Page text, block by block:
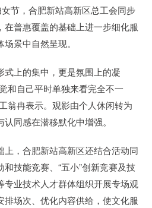
节，合肥新站高新区总工会同步
普惠覆盖的基础上进一步细化服
景中自然呈现。
上的集中，更是氛围上的凝
和自己平时单独来看完全不一
翁冉表示。观影由个人休闲转为
同感在潜移默化中增强。
，合肥新站高新区还结合活动同
技能竞赛、“五小”创新竞赛及技
专业技术人才群体组织开展专场观
场次、优化内容供给，使文化服